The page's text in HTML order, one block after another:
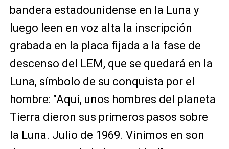
bandera estadounidense en la Luna y
luego leen en voz alta la inscripción
grabada en la placa fijada a la fase de
descenso del LEM, que se quedará en la
Luna, símbolo de su conquista por el
hombre: "Aquí, unos hombres del planeta
Tierra dieron sus primeros pasos sobre
la Luna. Julio de 1969. Vinimos en son